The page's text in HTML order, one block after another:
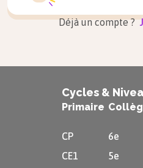
Déjà un compte ?
Cycles &
Primaire
CP
CE1
6e
5e